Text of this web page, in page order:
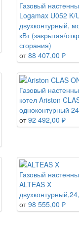
Газовый
Logamax U052 K/
двухконтурный,
кВт (закрытая/
сгорания)
от 88 407,00 ₽
Газовый
котел Ariston
одноконтурный
от 92 492,00 ₽
Газовый
ALTEAS X
от 98 555,00 ₽